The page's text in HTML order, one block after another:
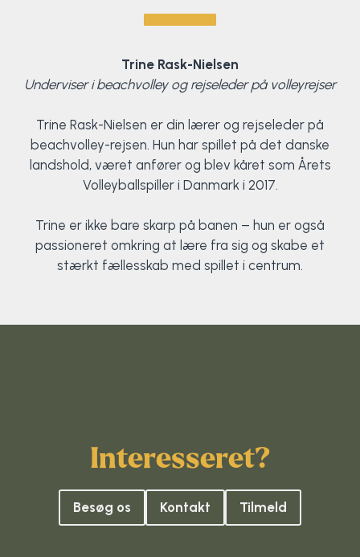
Trine Rask-Nielsen
Underviser i beachvolley og rejseleder på volleyrejser
Trine Rask-Nielsen er din lærer og rejseleder på
beachvolley-rejsen. Hun har spillet på det danske
landshold, været anfører og blev kåret som Årets
Volleyballspiller i Danmark i 2017.
Trine er ikke bare skarp på banen – hun er også
passioneret omkring at lære fra sig og skabe et
stærkt fællesskab med spillet i centrum.
Interesseret?
Besøg os Kontakt Tilmeld